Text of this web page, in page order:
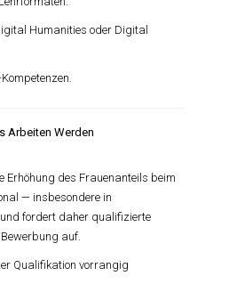
Humanities oder Digital
Arbeiten Werden
Erhöhung des Frauenanteils beim
— insbesondere in
fordert daher qualifizierte
auf.
Qualifikation vorrangig